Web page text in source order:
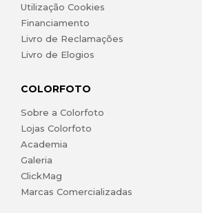
Utilização Cookies
Financiamento
Livro de Reclamações
Livro de Elogios
COLORFOTO
Sobre a Colorfoto
Lojas Colorfoto
Academia
Galeria
ClickMag
Marcas Comercializadas